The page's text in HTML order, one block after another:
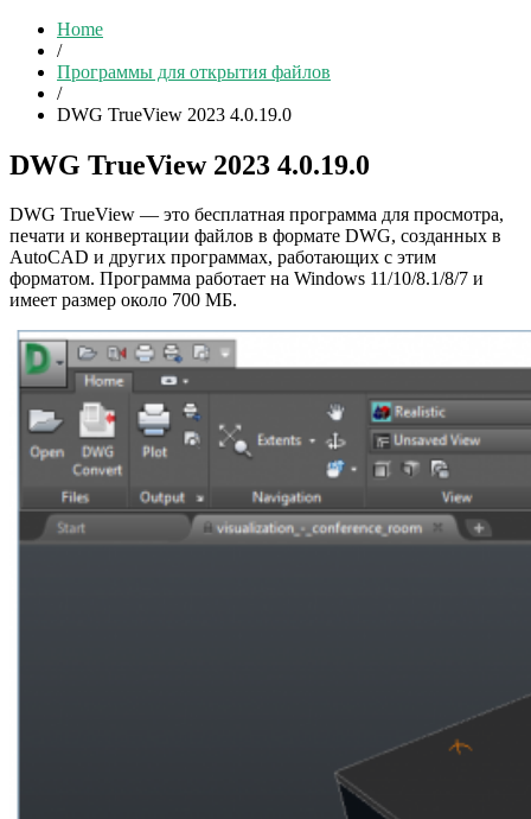
Home
/
Программы для открытия файлов
/
DWG TrueView 2023 4.0.19.0
DWG TrueView 2023 4.0.19.0
DWG TrueView — это бесплатная программа для просмотра,
печати и конвертации файлов в формате DWG, созданных в
AutoCAD и других программах, работающих с этим
форматом. Программа работает на Windows 11/10/8.1/8/7 и
имеет размер около 700 МБ.